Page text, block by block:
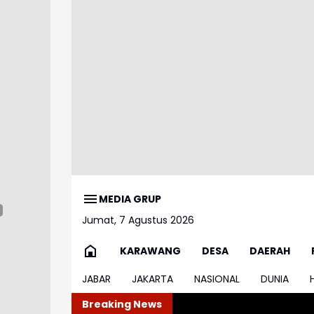
MEDIA GRUP
Jumat, 7 Agustus 2026
KARAWANG DESA DAERAH
JABAR
JAKARTA NASIONAL DUNIA
Breaking News
Soroti